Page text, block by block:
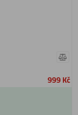
999 Kč